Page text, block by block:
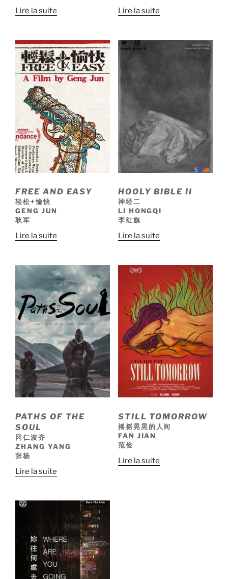
Lire la suite Lire la suite
FREE AND EASY
轻松+愉快
GENG JUN
耿军
Lire la suite
HOOLY BIBLE II
神经二
LI HONGQI
李红旗
Lire la suite
PATHS OF THE
SOUL
冈仁波齐
ZHANG YANG
张杨
Lire la suite
STILL TOMORROW
摇摇晃晃的人间
FAN JIAN
范俭
Lire la suite